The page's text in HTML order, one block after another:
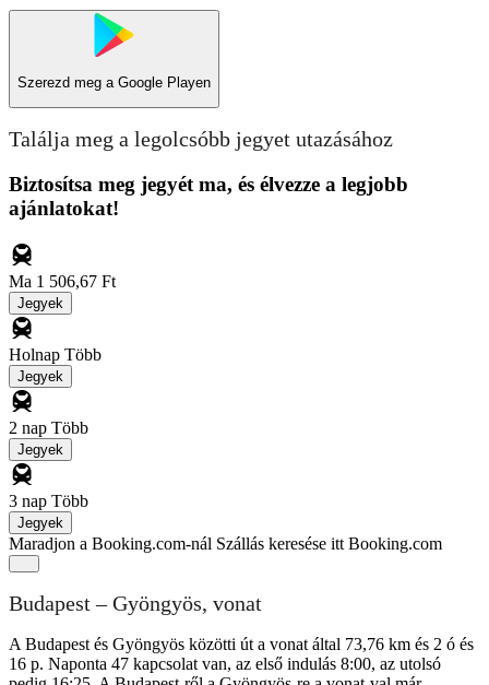
Szerezd meg a Google Playen
Találja meg a legolcsóbb jegyet utazásához
Biztosítsa meg jegyét ma, és élvezze a legjobb
ajánlatokat!
Ma 1 506,67 Ft
Jegyek
Holnap Több
Jegyek
2 nap Több
Jegyek
3 nap Több
Jegyek
Maradjon a Booking.com-nál Szállás keresése itt Booking.com
Budapest – Gyöngyös, vonat
A Budapest és Gyöngyös közötti út a vonat által 73,76 km és 2 ó és
16 p. Naponta 47 kapcsolat van, az első indulás 8:00, az utolsó